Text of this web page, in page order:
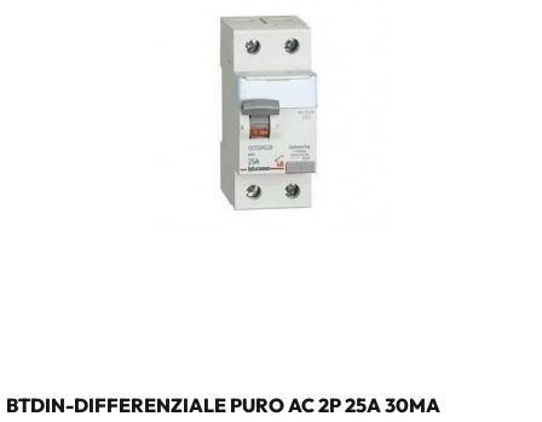
BTDIN-DIFFERENZIALE PURO AC 2P 25A 30MA